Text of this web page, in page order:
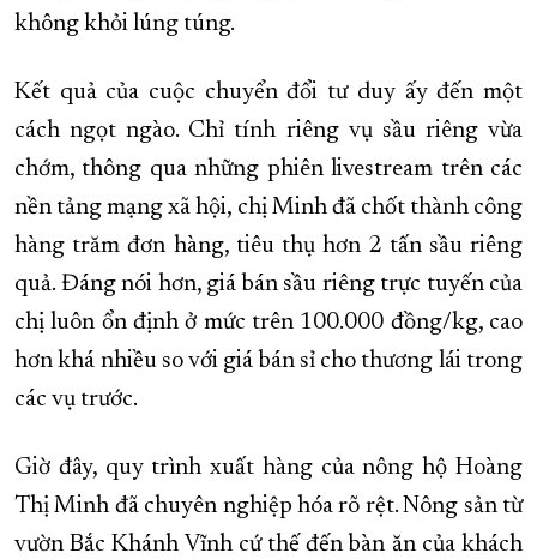
không khỏi lúng túng.
Kết quả của cuộc chuyển đổi tư duy ấy đến một
cách ngọt ngào. Chỉ tính riêng vụ sầu riêng vừa
chớm, thông qua những phiên livestream trên các
nền tảng mạng xã hội, chị Minh đã chốt thành công
hàng trăm đơn hàng, tiêu thụ hơn 2 tấn sầu riêng
quả. Đáng nói hơn, giá bán sầu riêng trực tuyến của
chị luôn ổn định ở mức trên 100.000 đồng/kg, cao
hơn khá nhiều so với giá bán sỉ cho thương lái trong
các vụ trước.
Giờ đây, quy trình xuất hàng của nông hộ Hoàng
Thị Minh đã chuyên nghiệp hóa rõ rệt. Nông sản từ
vườn Bắc Khánh Vĩnh cứ thế đến bàn ăn của khách